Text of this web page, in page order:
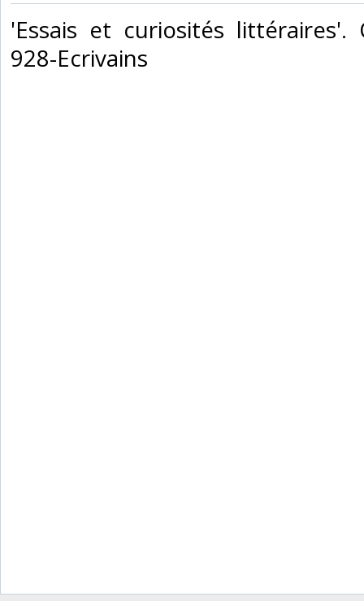
‎'Essais et curiosités littéraires'.
928-Ecrivains‎